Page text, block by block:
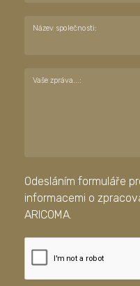
Název společnosti:
Vaše zpráva...:
Odesláním formuláře
informacemi o
ARICOMA.